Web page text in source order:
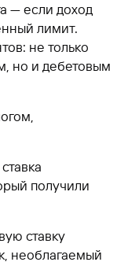
— если доход
лимит.
не только
но и дебетовым
получили
ставку
необлагаемый